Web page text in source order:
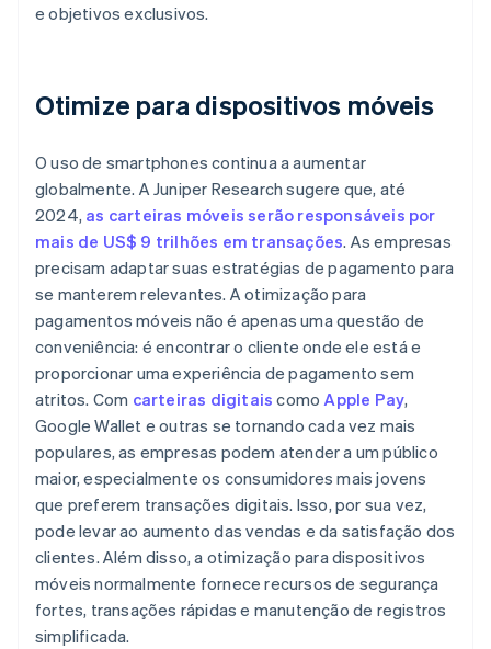
e objetivos exclusivos.
Otimize para dispositivos móveis
O uso de smartphones continua a aumentar
globalmente. A Juniper Research sugere que, até
2024, as carteiras móveis serão responsáveis por
mais de US$ 9 trilhões em transações. As empresas
precisam adaptar suas estratégias de pagamento para
se manterem relevantes. A otimização para
pagamentos móveis não é apenas uma questão de
conveniência: é encontrar o cliente onde ele está e
proporcionar uma experiência de pagamento sem
atritos. Com carteiras digitais comoApple Pay,
Google Wallet e outras se tornando cada vez mais
populares, as empresas podem atender a um público
maior, especialmente os consumidores mais jovens
que preferem transações digitais. Isso, por sua vez,
pode levar ao aumento das vendas e da satisfação dos
clientes. Além disso, a otimização para dispositivos
móveis normalmente fornece recursos de segurança
fortes, transações rápidas e manutenção de registros
simplificada.